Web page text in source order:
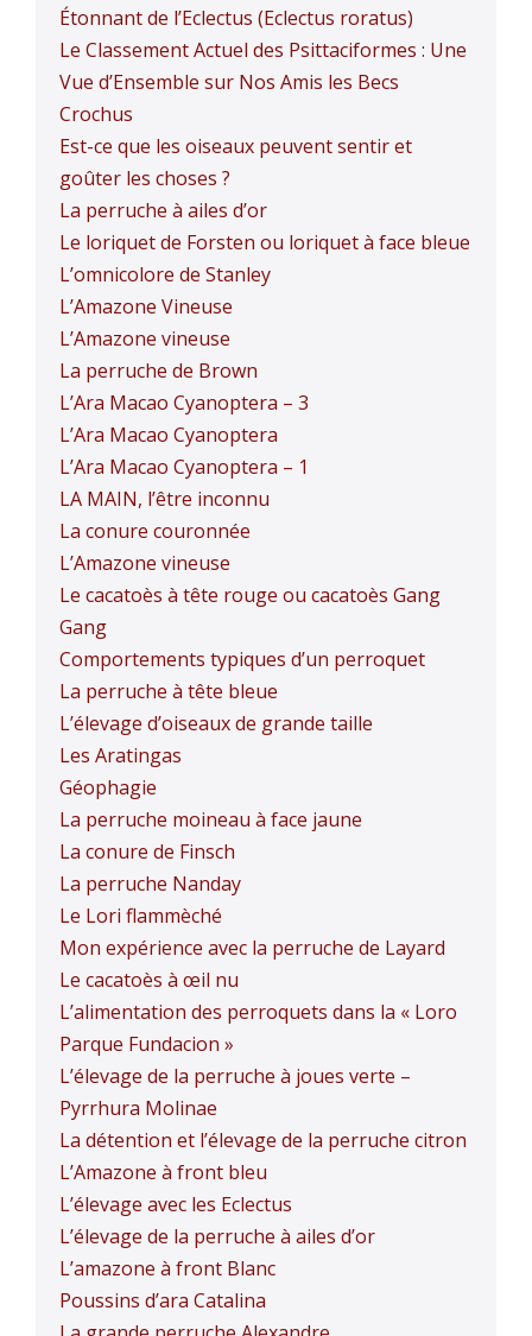
Étonnant de l’Eclectus (Eclectus roratus)
Le Classement Actuel des Psittaciformes : Une
Vue d’Ensemble sur Nos Amis les Becs
Crochus
Est-ce que les oiseaux peuvent sentir et
goûter les choses ?
La perruche à ailes d’or
Le loriquet de Forsten ou loriquet à face bleue
L’omnicolore de Stanley
L’Amazone Vineuse
L’Amazone vineuse
La perruche de Brown
L’Ara Macao Cyanoptera – 3
L’Ara Macao Cyanoptera
L’Ara Macao Cyanoptera – 1
LA MAIN, l’être inconnu
La conure couronnée
L’Amazone vineuse
Le cacatoès à tête rouge ou cacatoès Gang
Gang
Comportements typiques d’un perroquet
La perruche à tête bleue
L’élevage d’oiseaux de grande taille
Les Aratingas
Géophagie
La perruche moineau à face jaune
La conure de Finsch
La perruche Nanday
Le Lori flammèché
Mon expérience avec la perruche de Layard
Le cacatoès à œil nu
L’alimentation des perroquets dans la « Loro
Parque Fundacion »
L’élevage de la perruche à joues verte –
Pyrrhura Molinae
La détention et l’élevage de la perruche citron
L’Amazone à front bleu
L’élevage avec les Eclectus
L’élevage de la perruche à ailes d’or
L’amazone à front Blanc
Poussins d’ara Catalina